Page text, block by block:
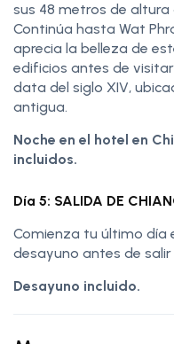
sus 48 metros de altura
Continúa hasta Wat
aprecia la belleza de
edificios antes de
data del siglo XIV,
antigua.
Noche en el hotel en
incluidos.
Día 5: SALIDA DE
Comienza tu último día
desayuno antes de
Desayuno incluido.